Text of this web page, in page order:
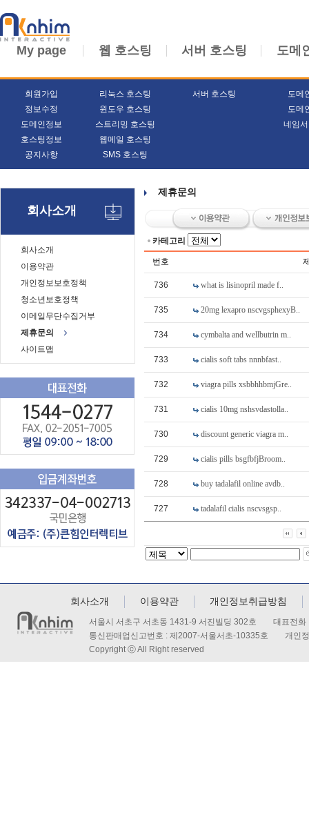
My page 웹 호스팅 서버 호스팅 도메
회원가입
정보수정
도메인정보
호스팅정보
공지사항
리눅스 호스팅
윈도우 호스팅
스트리밍 호스팅
웹메일 호스팅
SMS 호스팅
서버 호스팅
도메
도메
네임
회사소개
회사소개
이용약관
개인정보보호정책
청소년보호정책
이메일무단수집거부
제휴문의
사이트맵
제휴문의
카테고리
번호
736 what is lisinopril made f..
735 20mg lexapro nscvgsphexyB..
734 cymbalta and wellbutrin m..
733 cialis soft tabs nnnbfast..
732 viagra pills xsbbhhbmjGre..
731 cialis 10mg nshsvdastolla..
730 discount generic viagra m..
729 cialis pills bsgfbfjBroom..
728 buy tadalafil online avdb..
727 tadalafil cialis nscvsgsp..
회사소개 이용약관 개인정보취급방침
서울시 서초구 서초동 1431-9 서진빌딩 302호 대표
통신판매업신고번호 : 제2007-서울서초-10335호 개인정
Copyright ⓒ All Right reserved